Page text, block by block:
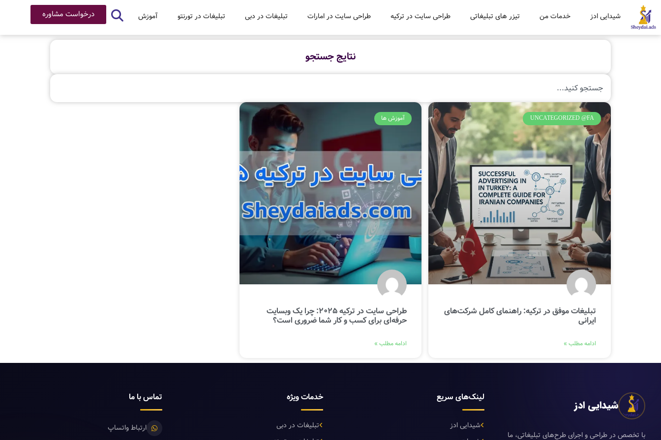
شیدایی ادز خدمات من تیزر های تبلیغاتی طراحی سایت در ترکیه طراحی سایت در امارات تبلیغات در دبی تبلیغات در تورنتو آموزش درخواست مشاوره
نتایج جستجو
UNCATEGORIZED @FA
تبلیغات موفق در ترکیه: راهنمای کامل شرکت‌های
ایرانی
ادامه مطلب »
آموزش ها
طراحی سایت در ترکیه 2025: چرا یک وبسایت
حرفه‌ای برای کسب و کار شما ضروری است؟
ادامه مطلب »
شیدایی ادز
با تخصص در طراحی و اجرای طرح‌های تبلیغاتی، ما
لینک‌های سریع
شیدایی ادز
خدمات ویژه
تبلیغات در دبی
تماس با ما
ارتباط واتساپ